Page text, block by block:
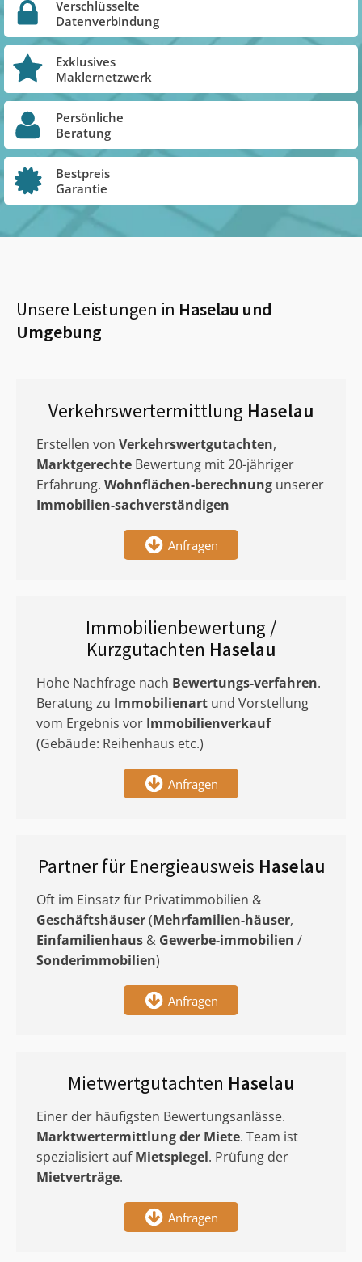
Verschlüsselte
Datenverbindung
Exklusives
Maklernetzwerk
Persönliche
Beratung
Bestpreis
Garantie
Unsere Leistungen in Haselau und
Umgebung
Verkehrswertermittlung Haselau
Erstellen von Verkehrswertgutachten,
Marktgerechte Bewertung mit 20-jähriger
Erfahrung. Wohnflächen-berechnung unserer
Immobilien-sachverständigen
Anfragen
Immobilienbewertung /
Kurzgutachten Haselau
Hohe Nachfrage nach Bewertungs-verfahren.
Beratung zu Immobilienart und Vorstellung
vom Ergebnis vor Immobilienverkauf
(Gebäude: Reihenhaus etc.)
Anfragen
Partner für Energieausweis Haselau
Oft im Einsatz für Privatimmobilien &
Geschäftshäuser(Mehrfamilien-häuser,
Einfamilienhaus & Gewerbe-immobilien /
Sonderimmobilien)
Anfragen
Mietwertgutachten Haselau
Einer der häufigsten Bewertungsanlässe.
Marktwertermittlungder Miete. Team ist
spezialisiert aufMietspiegel. Prüfung der
Mietverträge.
Anfragen